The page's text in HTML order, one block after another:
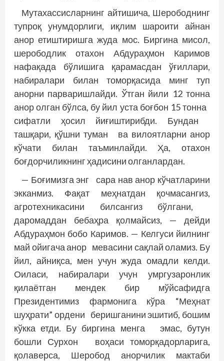
Мутахассисларнинг айтишича, Шер­­ободнинг
тупроқ унумдорлиги, иқлим шароити айнан
анор етиштиришга жуда мос. Биргина мисол,
шерободлик отахон Абдураҳмон Каримов
нафақада бўлишига қарамасдан ўғиллари,
набиралари билан томорқасида минг туп
анорни парваришлайди. Ўтган йили 12 тонна
анор олган бўлса, бу йил уста боғбон 15 тонна
сифатли ҳосил йиғиштирибди. Бундан
ташқари, қўшни туман ва вилоятларни анор
кўчати билан таъминлайди. Ҳа, отахон
боғдорчиликнинг ҳадисини олганлардан.
— Боғимизга энг сара нав анор кўчатларини
экканмиз. Фақат меҳнатдан қочмасангиз,
агротехникасини билсангиз бўлгани,
даромаддан бебаҳра қолмайсиз, — дейди
Абдураҳмон бобо Каримов. — Келгуси йилнинг
май ойи­гача анор мевасини сақлай оламиз. Бу
йил, айниқса, мен учун жуда омадли келди.
Оиласи, набиралари учун умргузаронлик
қилаётган мендек бир мўйсафидга
Президентимиз фармонига кўра “Меҳнат
шуҳрати” ордени беришганини эшитиб, бошим
кўкка етди. Бу биргина менга эмас, бутун
бошли Сурхон воҳаси томорқадорларига,
қолаверса, Шеробод анорчилик мактаби